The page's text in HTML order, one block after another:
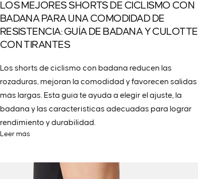
LOS MEJORES SHORTS DE CICLISMO CON
BADANA PARA UNA COMODIDAD DE
RESISTENCIA: GUÍA DE BADANA Y CULOTTE
CON TIRANTES
Los shorts de ciclismo con badana reducen las
rozaduras, mejoran la comodidad y favorecen salidas
más largas. Esta guía te ayuda a elegir el ajuste, la
badana y las características adecuadas para lograr
rendimiento y durabilidad.
Leer más